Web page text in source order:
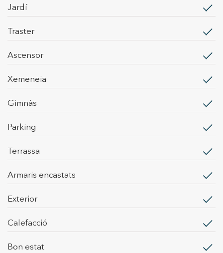
jardí
traster
ascensor
xemeneia
gimnàs
parking
terrassa
armaris encastats
exterior
calefacció
Bon estat